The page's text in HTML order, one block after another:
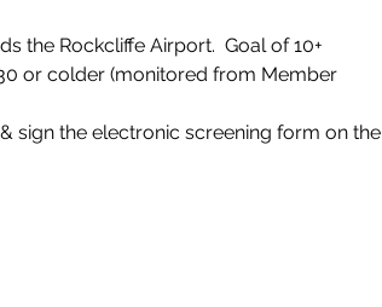
the Rockcliffe Airport.  Goal of 10+
or colder (monitored from Member
sign the electronic screening form on the